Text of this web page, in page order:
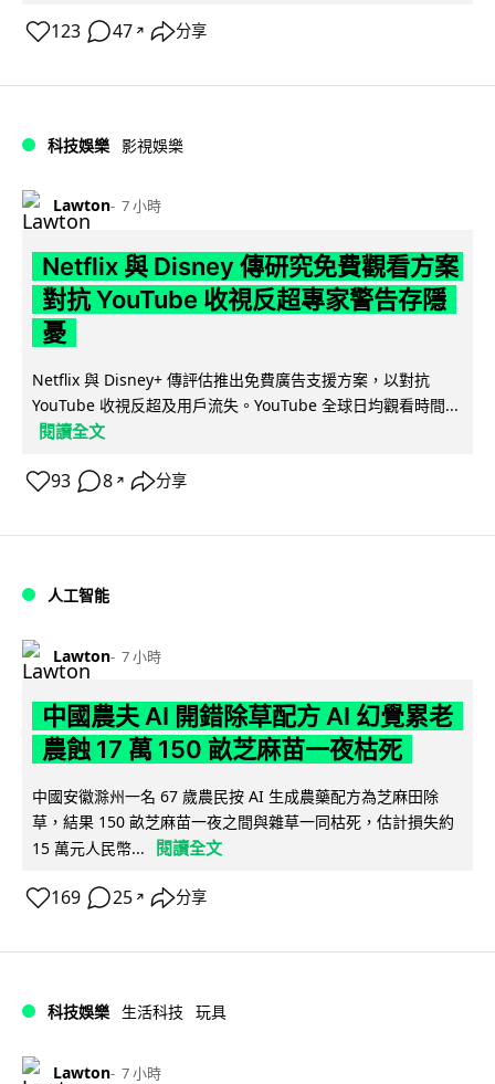
123 47 ↗ 分享
科技娛樂 影視娛樂
Lawton 7 小時
Netflix 與 Disney 傳研究免費觀看方案
對抗 YouTube 收視反超專家警告存隱
憂
Netflix 與 Disney+ 傳評估推出免費廣告支援方案，以對抗
YouTube 收視反超及用戶流失。YouTube 全球日均觀看時間...
閱讀全文
93 8 ↗ 分享
人工智能
Lawton 7 小時
中國農夫 AI 開錯除草配方 AI 幻覺累老
農蝕 17 萬 150 畝芝麻苗一夜枯死
中國安徽滁州一名 67 歲農民按 AI 生成農藥配方為芝麻田除
草，結果 150 畝芝麻苗一夜之間與雜草一同枯死，估計損失約
15 萬元人民幣...
閱讀全文
169 25 ↗ 分享
科技娛樂 生活科技 玩具
Lawton 7 小時